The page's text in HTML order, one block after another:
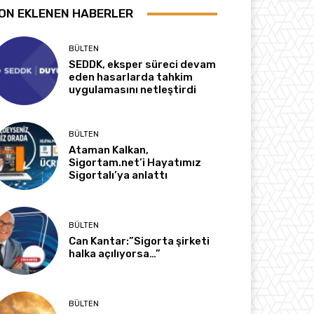
EKLENEN HABERLER
BÜLTEN
SEDDK, eksper süreci devam
eden hasarlarda tahkim
uygulamasını netleştirdi
BÜLTEN
Ataman Kalkan,
Sigortam.net’i Hayatımız
Sigortalı’ya anlattı
BÜLTEN
Can Kantar:”Sigorta şirketi
halka açılıyorsa…”
BÜLTEN